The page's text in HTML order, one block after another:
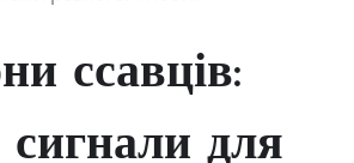
ссавців:
сигнали для